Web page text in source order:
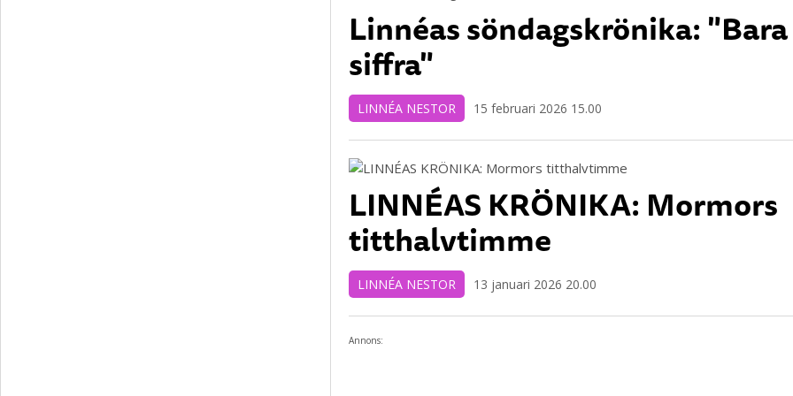
Linnéas söndagskrönika:
siffra"
LINNÉA NESTOR 15 februari 2026 15.00
LINNÉAS KRÖNIKA: Mormors
titthalvtimme
LINNÉA NESTOR 13 januari 2026 20.00
Annons: